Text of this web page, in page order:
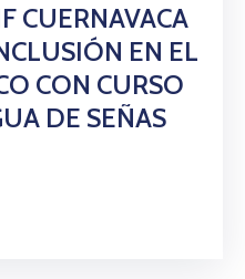
CUERNAVACA
EN EL
CON CURSO
DE SEÑAS